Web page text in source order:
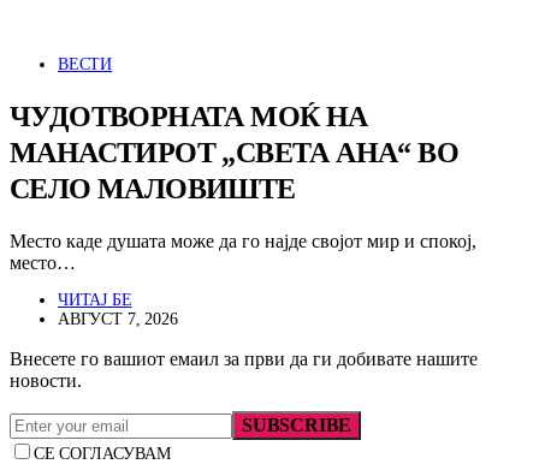
ВЕСТИ
ЧУДОТВОРНАТА МОЌ НА
МАНАСТИРОТ „СВЕТА АНА“ ВО
СЕЛО МАЛОВИШТЕ
Место каде душата може да го најде својот мир и спокој,
место…
ЧИТАЈ БЕ
АВГУСТ 7, 2026
Внесете го вашиот емаил за први да ги добивате нашите
новости.
SUBSCRIBE
СЕ СОГЛАСУВАМ